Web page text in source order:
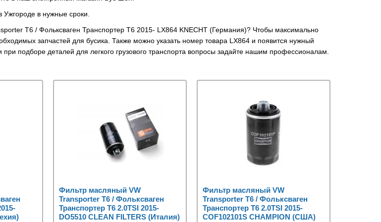
Ужгороде в нужные сроки.
T6 / Фольксваген Транспортер Т6 2015- LX864 KNECHT (Германия)? Чтобы максимально
запчастей для бусика. Также можно указать номер товара LX864 и появится нужный
подборе деталей для легкого грузового транспорта вопросы задайте нашим профессионалам.
Фильтр масляный VW
Transporter T6 / Фольксваген
Транспортер Т6 2.0TSI 2015-
DO5510 CLEAN FILTERS (Италия)
Фильтр масляный VW
Transporter T6 / Фольксваген
Транспортер Т6 2.0TSI 2015-
COF102101S CHAMPION (США)